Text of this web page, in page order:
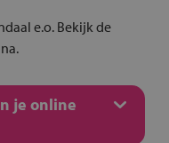
e.o. Bekijk de
je online